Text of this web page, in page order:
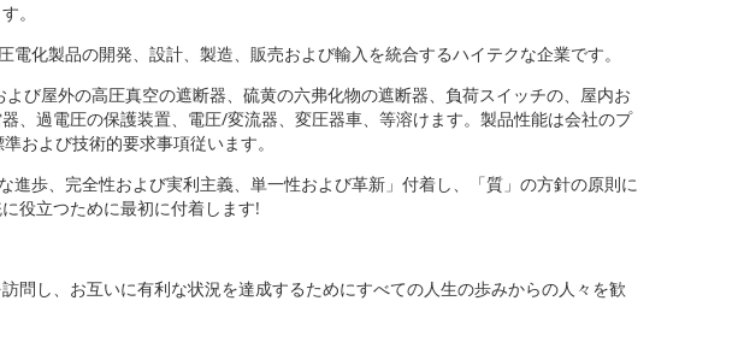
。
化製品の開発、設計、製造、販売および輸入を統合するハイテクな企業です。
び屋外の高圧真空の遮断器、硫黄の六弗化物の遮断器、負荷スイッチの、屋内お
、過電圧の保護装置、電圧/変流器、変圧器車、等溶けます。製品性能は会社のプ
および技術的要求事項従います。
進歩、完全性および実利主義、単一性および革新」付着し、「質」の方針の原則に
役立つために最初に付着します!
問し、お互いに有利な状況を達成するためにすべての人生の歩みからの人々を歓